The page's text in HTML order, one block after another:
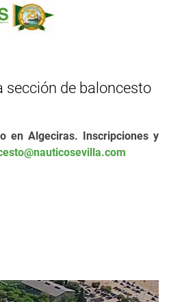
sección de baloncesto
en Algeciras. Inscripciones y